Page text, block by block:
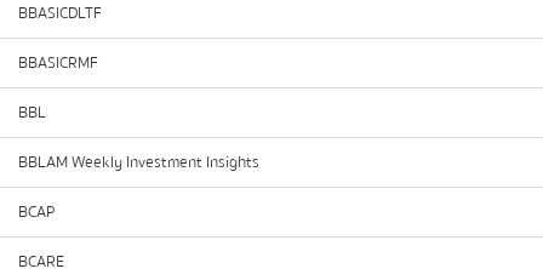
BBASICDLTF
BBASICRMF
BBL
BBLAM Weekly Investment Insights
BCAP
BCARE